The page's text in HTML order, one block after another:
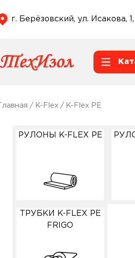
г. Берёзовский, ул. Исакова,
Главная / K-Flex / K-Flex PE
РУЛОНЫ K-FLEX PE
ТРУБКИ K-FLEX PE
FRIGO